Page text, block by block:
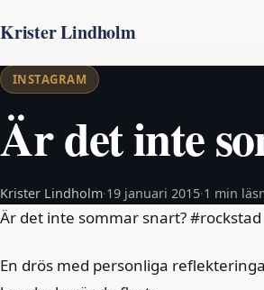
Krister Lindholm
INSTAGRAM
Är det inte
Krister Lindholm·19 januari 2015·1 min
Är det inte sommar snart? #rockstad
En drös med personliga